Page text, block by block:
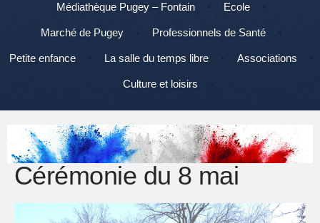
Médiathèque Pugey – Fontain Ecole
Marché de Pugey Professionnels de Santé
Petite enfance La salle du temps libre Associations
Culture et loisirs
Cérémonie du 8 mai